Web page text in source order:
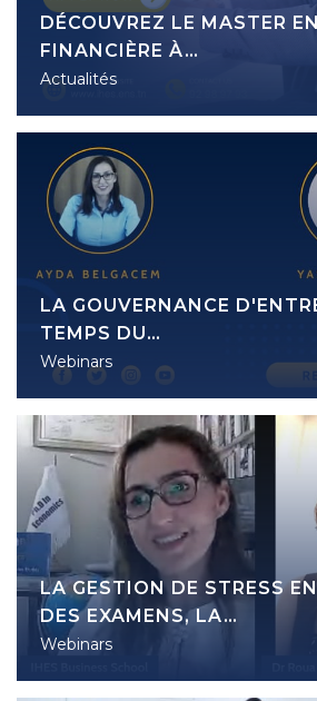
DÉCOUVREZ LE MASTER
FINANCIÈRE À…
Actualités
LA GOUVERNANCE
TEMPS DU…
Webinars
LA GESTION DE STRESS
DES EXAMENS, LA…
Webinars